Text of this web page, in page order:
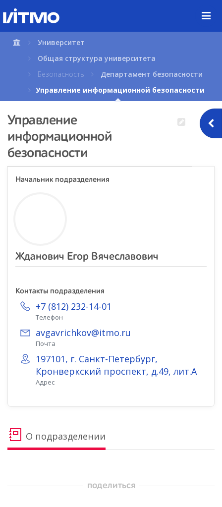
содержимому
страницы.
Университет
Общая структура университета
Безопасность
Департамент безопасности
Управление информационной безопасности
Управление
информационной
безопасности
Начальник подразделения
Жданович Егор Вячеславович
Контакты подразделения
+7 (812) 232-14-01
Телефон
avgavrichkov@itmo.ru
Почта
197101, г. Санкт-Петербург,
Кронверкский проспект, д.49, лит.А
Адрес
О подразделении
поделиться